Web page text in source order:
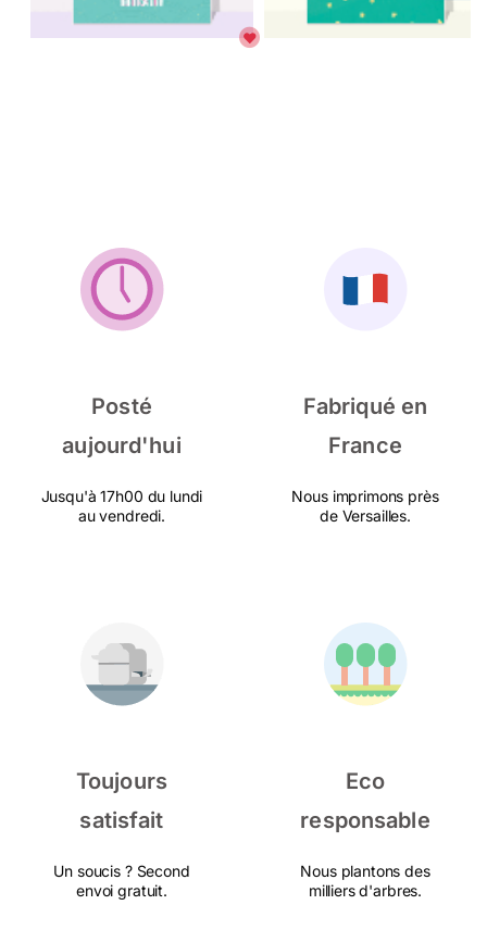
Posté
aujourd'hui
Jusqu'à 17h00 du lundi
au vendredi.
Fabriqué en
France
Nous imprimons près
de Versailles.
Toujours
satisfait
Un soucis ? Second
envoi gratuit.
Eco
responsable
Nous plantons des
milliers d'arbres.